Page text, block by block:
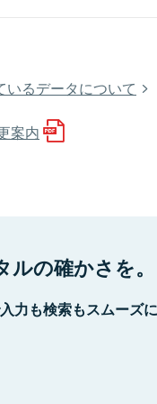
るデータについて
案内
の確かさを。
力も検索もスムーズ